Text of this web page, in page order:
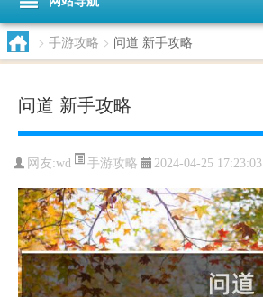
> 手游攻略 > 问道 新手攻略
问道 新手攻略
网友:wd 手游攻略 2024-04-25 17:23:03